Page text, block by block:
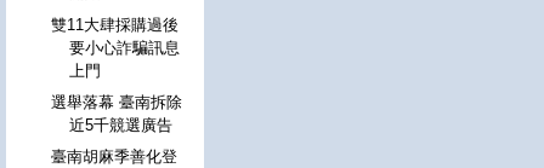
雙11大肆採購過後
要小心詐騙訊息
上門
選舉落幕 臺南拆除
近5千競選廣告
臺南胡麻季善化登